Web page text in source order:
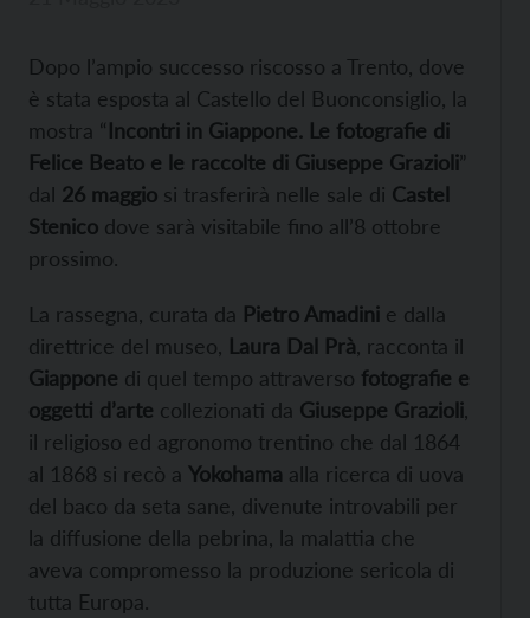
Dopo l’ampio successo riscosso a Trento, dove
è stata esposta al Castello del Buonconsiglio, la
mostra “Incontri in Giappone. Le fotografie di
Felice Beato e le raccolte di Giuseppe Grazioli”
dal 26 maggio si trasferirà nelle sale di Castel
Stenico dove sarà visitabile fino all’8 ottobre
prossimo.
La rassegna, curata da Pietro Amadini e dalla
direttrice del museo, Laura Dal Prà , racconta il
Giappone di quel tempo attraverso fotografie e
oggetti d’arte collezionati da Giuseppe Grazioli
il religioso ed agronomo trentino che dal 1864
al 1868 si recò a Yokohama alla ricerca di uova
del baco da seta sane, divenute introvabili per
la diffusione della pebrina, la malattia che
aveva compromesso la produzione sericola di
tutta Europa.